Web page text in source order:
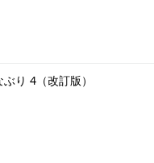
り 4（改訂版）